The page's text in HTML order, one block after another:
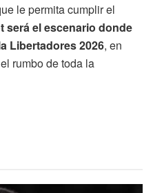
le permita cumplir el
será el escenario donde
Libertadores 2026, en
rumbo de toda la